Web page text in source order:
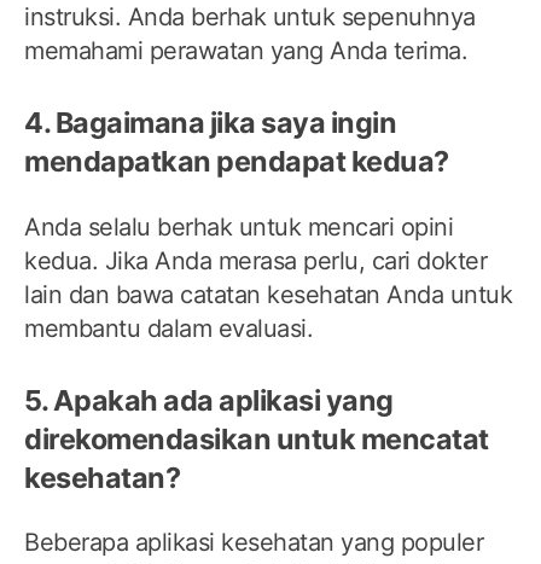
instruksi. Anda berhak untuk sepenuhnya
memahami perawatan yang Anda terima.
4. Bagaimana jika saya ingin
mendapatkan pendapat kedua?
Anda selalu berhak untuk mencari opini
kedua. Jika Anda merasa perlu, cari dokter
lain dan bawa catatan kesehatan Anda untuk
membantu dalam evaluasi.
5. Apakah ada aplikasi yang
direkomendasikan untuk mencatat
kesehatan?
Beberapa aplikasi kesehatan yang populer